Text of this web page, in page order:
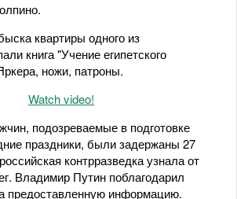
квартиры одного из
книга "Учение египетского
ножи, патроны.
Watch video!
подозреваемые в подготовке
праздники, были задержаны 27
контрразведка узнала от
Владимир Путин поблагодарил
предоставленную информацию.